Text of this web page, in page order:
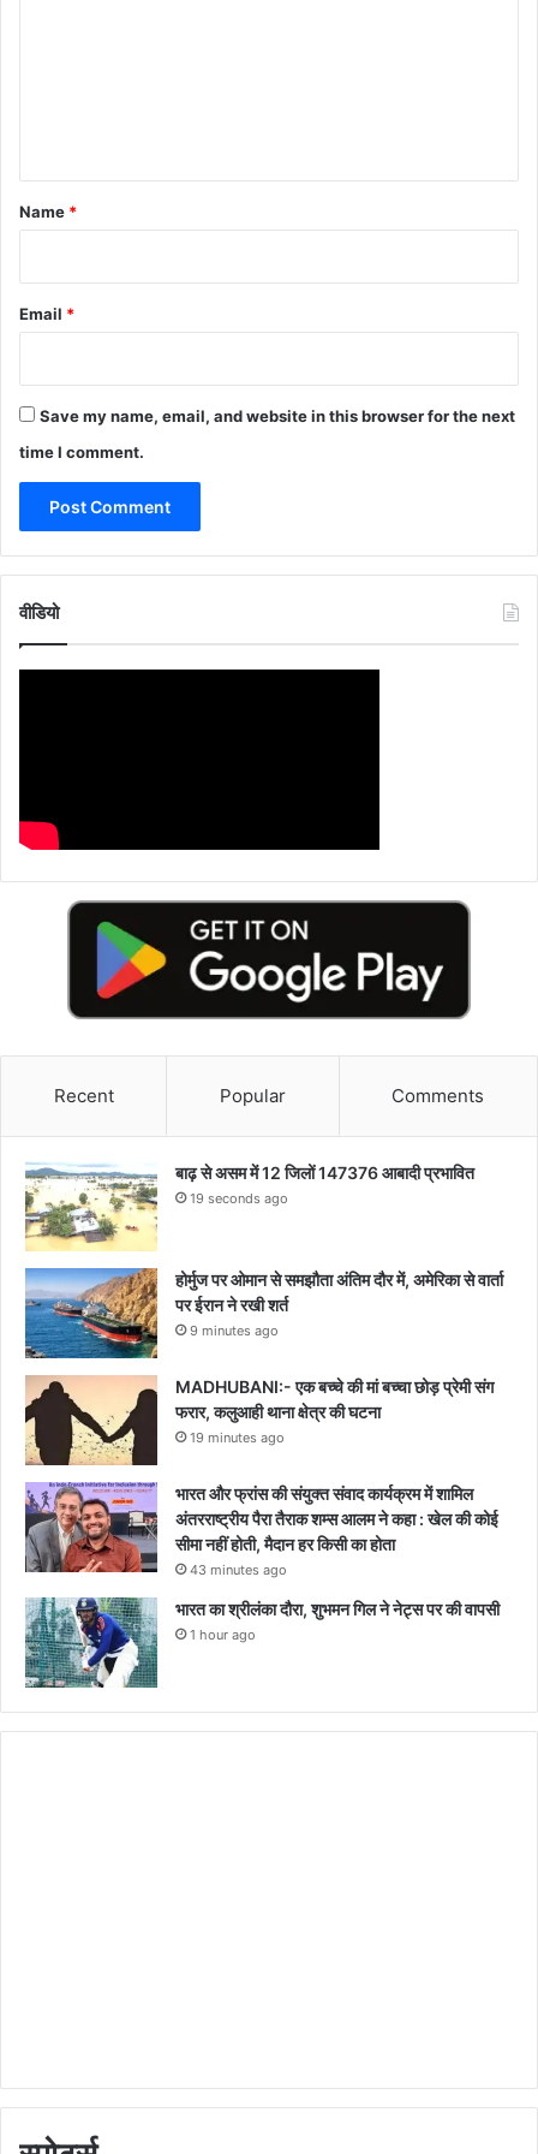
*
Name *
Email *
Save my name, email, and website in this browser for the next
time I comment.
वीडियो
Recent Popular Comments
बाढ़ से असम में 12 जिलों 147376 आबादी प्रभावित
19 seconds ago
होर्मुज पर ओमान से समझौता अंतिम दौर में, अमेरिका से वार्ता
पर ईरान ने रखी शर्त
9 minutes ago
MADHUBANI:- एक बच्चे की मां बच्चा छोड़ प्रेमी संग
फरार, कलुआही थाना क्षेत्र की घटना
19 minutes ago
भारत और फ्रांस की संयुक्त संवाद कार्यक्रम में शामिल
अंतरराष्ट्रीय पैरा तैराक शम्स आलम ने कहा : खेल की कोई
सीमा नहीं होती, मैदान हर किसी का होता
43 minutes ago
भारत का श्रीलंका दौरा, शुभमन गिल ने नेट्स पर की वापसी
1 hour ago